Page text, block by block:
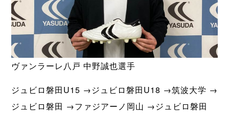
ヴァンラーレ八戸 中野誠也選手
ジュビロ磐田U15 →ジュビロ磐田U18 →筑波大学 →
ジュビロ磐田 →ファジアーノ岡山 →ジュビロ磐田